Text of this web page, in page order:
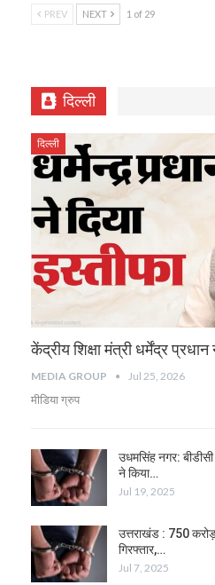
PREV NEXT 1 of 29
दिल्ली
दिल्ली
केंद्रीय शिक्षा मंत्री धर्मेंद्र प्रधान
MEDIA GROUP Jul 25, 2026
मीडिया ग्रुप
उधमसिंह नगर:
ने किया…
Jul 19, 2025
उत्तराखंड : 750 करोड़
गिरफ्तार,…
Jul 7, 2025